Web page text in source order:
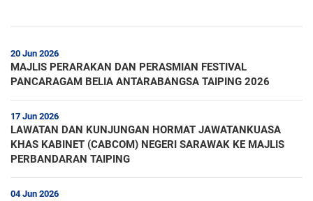
20 Jun 2026
MAJLIS PERARAKAN DAN PERASMIAN FESTIVAL
PANCARAGAM BELIA ANTARABANGSA TAIPING 2026
17 Jun 2026
LAWATAN DAN KUNJUNGAN HORMAT JAWATANKUASA
KHAS KABINET (CABCOM) NEGERI SARAWAK KE MAJLIS
PERBANDARAN TAIPING
04 Jun 2026